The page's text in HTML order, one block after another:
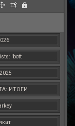
'bott
ИТОГИ